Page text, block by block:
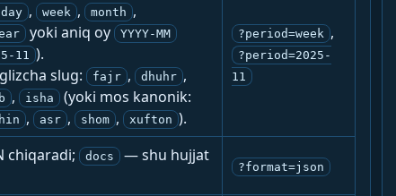
, week , month ,
yoki aniq oy YYYY-MM
11 ).
slug: fajr , dhuhr ,
, isha (yoki mos kanonik:
, asr , shom , xufton ).
?period=week ,
?period=2025-
11
chiqaradi; docs
— shu hujjat
?format=json